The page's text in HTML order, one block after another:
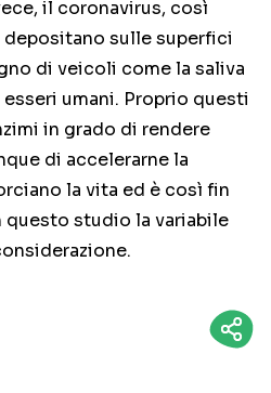
il coronavirus, così
sulle superfici
di veicoli come la saliva
umani. Proprio questi
in grado di rendere
di accelerarne la
la vita ed è così fin
studio la variabile